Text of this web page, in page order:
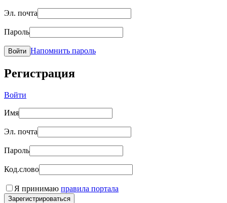
Эл. почта
Пароль
Войти Напомнить пароль
Регистрация
Войти
Имя
Эл. почта
Пароль
Код.слово
Я принимаю правила портала
Зарегистрироваться